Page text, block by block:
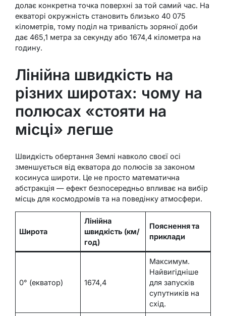
долає конкретна точка поверхні за той самий час. На
екваторі окружність становить близько 40 075
кілометрів, тому поділ на тривалість зоряної доби
дає 465,1 метра за секунду або 1674,4 кілометра на
годину.
Лінійна швидкість на
різних широтах: чому на
полюсах «стояти на
місці» легше
Швидкість обертання Землі навколо своєї осі
зменшується від екватора до полюсів за законом
косинуса широти. Це не просто математична
абстракція — ефект безпосередньо впливає на вибір
місць для космодромів та на поведінку атмосфери.
Широта
Лінійна
швидкість (км/
год)
Пояснення та
приклади
0° (екватор) 1674,4
Максимум.
Найвигідніше
для запусків
супутників на
схід.